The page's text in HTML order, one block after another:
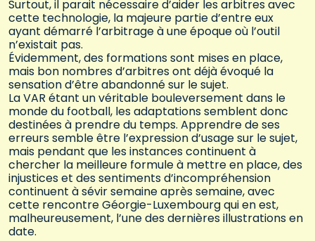
Surtout, il parait nécessaire d’aider les arbitres avec
cette technologie, la majeure partie d’entre eux
ayant démarré l’arbitrage à une époque où l’outil
n’existait pas.
Évidemment, des formations sont mises en place,
mais bon nombres d’arbitres ont déjà évoqué la
sensation d’être abandonné sur le sujet.
La VAR étant un véritable bouleversement dans le
monde du football, les adaptations semblent donc
destinées à prendre du temps. Apprendre de ses
erreurs semble être l’expression d’usage sur le sujet,
mais pendant que les instances continuent à
chercher la meilleure formule à mettre en place, des
injustices et des sentiments d’incompréhension
continuent à sévir semaine après semaine, avec
cette rencontre Géorgie-Luxembourg qui en est,
malheureusement, l’une des dernières illustrations en
date.